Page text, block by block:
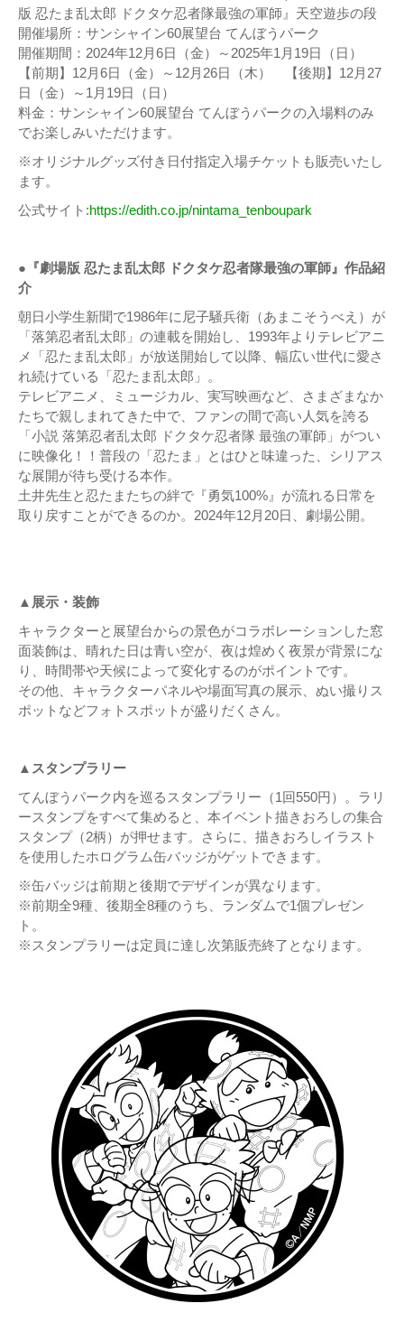
版 忍たま乱太郎 ドクタケ忍者隊最強の軍師』天空遊歩の段
開催場所：サンシャイン60展望台 てんぼうパーク
開催期間：2024年12月6日（金）～2025年1月19日（日）
【前期】12月6日（金）～12月26日（木） 【後期】12月27
日（金）～1月19日（日）
料金：サンシャイン60展望台 てんぼうパークの入場料のみ
でお楽しみいただけます。
※オリジナルグッズ付き日付指定入場チケットも販売いたし
ます。
公式サイト:https://edith.co.jp/nintama_tenboupark
●『劇場版 忍たま乱太郎 ドクタケ忍者隊最強の軍師』作品紹
介
朝日小学生新聞で1986年に尼子騒兵衛（あまこそうべえ）が
「落第忍者乱太郎」の連載を開始し、1993年よりテレビアニ
メ「忍たま乱太郎」が放送開始して以降、幅広い世代に愛さ
れ続けている「忍たま乱太郎」。
テレビアニメ、ミュージカル、実写映画など、さまざまなか
たちで親しまれてきた中で、ファンの間で高い人気を誇る
「小説 落第忍者乱太郎 ドクタケ忍者隊 最強の軍師」がつい
に映像化！！普段の「忍たま」とはひと味違った、シリアス
な展開が待ち受ける本作。
土井先生と忍たまたちの絆で『勇気100%』が流れる日常を
取り戻すことができるのか。2024年12月20日、劇場公開。
▲展示・装飾
キャラクターと展望台からの景色がコラボレーションした窓
面装飾は、晴れた日は青い空が、夜は煌めく夜景が背景にな
り、時間帯や天候によって変化するのがポイントです。
その他、キャラクターパネルや場面写真の展示、ぬい撮りス
ポットなどフォトスポットが盛りだくさん。
▲スタンプラリー
てんぼうパーク内を巡るスタンプラリー（1回550円）。ラリ
ースタンプをすべて集めると、本イベント描きおろしの集合
スタンプ（2柄）が押せます。さらに、描きおろしイラスト
を使用したホログラム缶バッジがゲットできます。
※缶バッジは前期と後期でデザインが異なります。
※前期全9種、後期全8種のうち、ランダムで1個プレゼン
ト。
※スタンプラリーは定員に達し次第販売終了となります。